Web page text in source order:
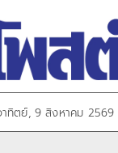
ทิตย์, 9 สิงหาคม 2569